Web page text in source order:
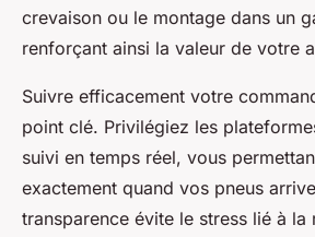
crevaison ou le montage dans un
renforçant ainsi la valeur de votre
Suivre efficacement votre
point clé. Privilégiez les
suivi en temps réel, vous
exactement quand vos pneus
transparence évite le stress lié à la